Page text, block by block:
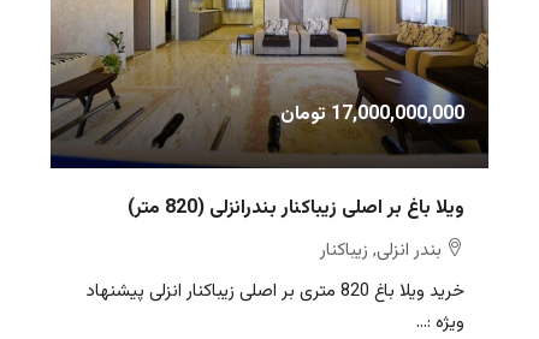
17,000,000,000 تومان
ویلا باغ بر اصلی زیباکنار بندرانزلی (820 متر)
بندر انزلی, زیباکنار
خرید ویلا باغ 820 متری بر اصلی زیباکنار انزلی پیشنهاد
ویژه :...